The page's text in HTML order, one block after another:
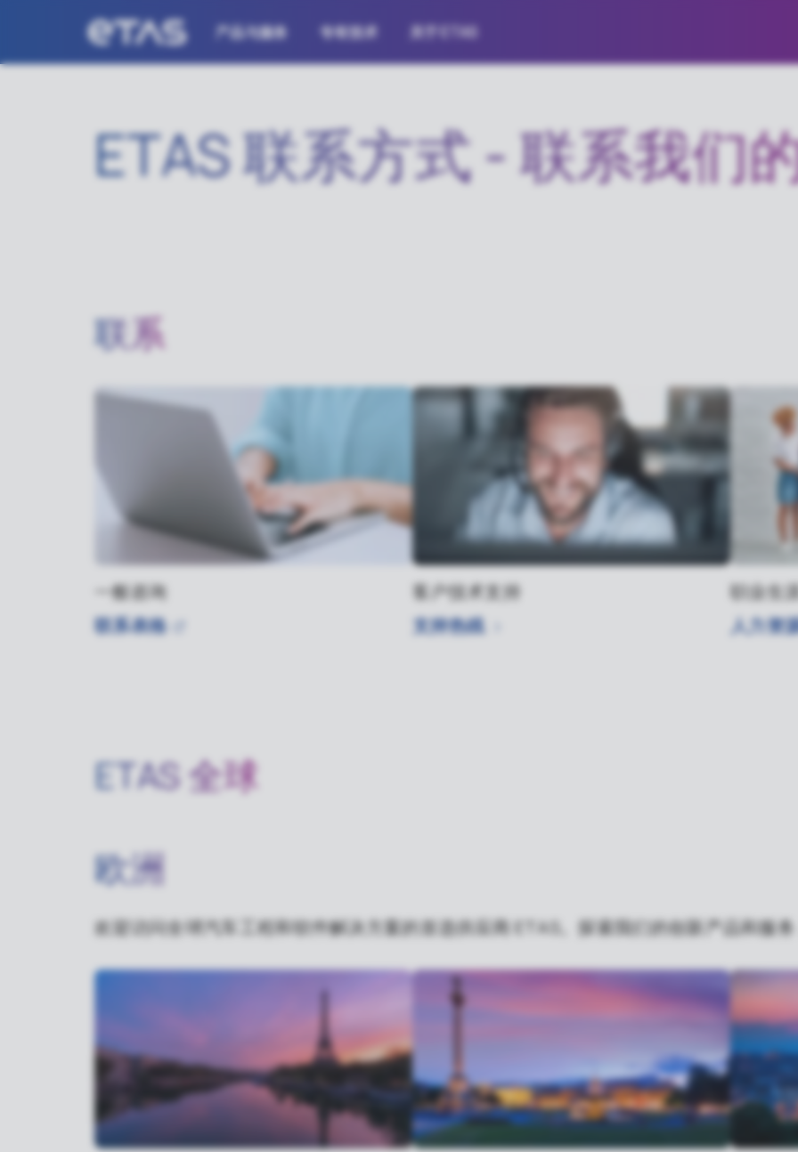
产品与服务 专有技术 关于 ETAS
ETAS 联系方式 - 联系我们
联系
一般咨询
联系表格
客户技术支持
支持热线
职业生
人力资
ETAS 全球
欧洲
欢迎访问全球汽车工程和软件解决方案的首选供应商 ETAS。探索我们的创新产品和服